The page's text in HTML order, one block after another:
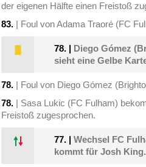
der eigenen Hälfte einen Freistoß
83. | Foul von Adama Traoré (FC
78. | Diego Gómez
sieht eine Gelbe
78. | Foul von Diego Gómez
78. | Sasa Lukic (FC Fulham)
Freistoß zugesprochen.
77. |Wechsel FC
kommt für Josh King.